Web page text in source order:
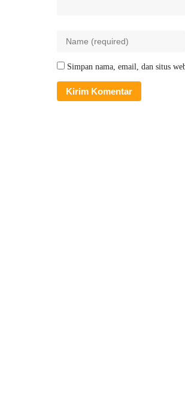
Simpan nama, email, dan situs